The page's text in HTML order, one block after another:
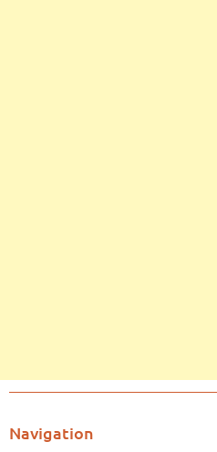
Navigation